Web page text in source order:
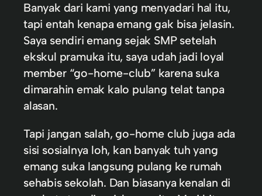
Banyak dari kami yang menyadari hal itu,
tapi entah kenapa emang gak bisa jelasin.
Saya sendiri emang sejak SMP setelah
ekskul pramuka itu, saya udah jadi loyal
member “go-home-club” karena suka
dimarahin emak kalo pulang telat tanpa
alasan.
Tapi jangan salah, go-home club juga ada
sisi sosialnya loh, kan banyak tuh yang
emang suka langsung pulang ke rumah
sehabis sekolah. Dan biasanya kenalan di